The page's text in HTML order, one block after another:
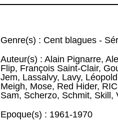
Genre(s) : Cent blagues -
Auteur(s) : Alain Pignarre,
Flip, François Saint-Clair,
Jem, Lassalvy, Lavy,
Meigh, Mose, Red Hider, RIC
Sam, Scherzo, Schmit, Skill ,
Epoque(s) : 1961-1970